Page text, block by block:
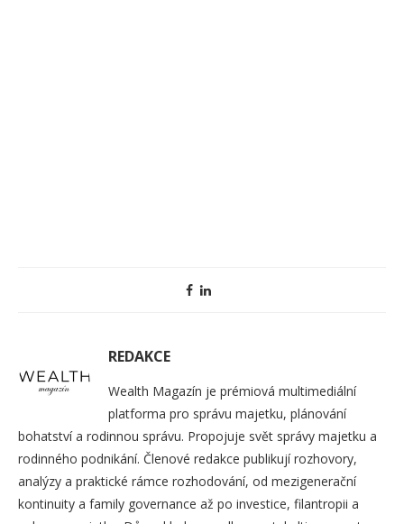
REDAKCE
Wealth Magazín je prémiová multimediální
platforma pro správu majetku, plánování
bohatství a rodinnou správu. Propojuje svět správy majetku a
rodinného podnikání. Členové redakce publikují rozhovory,
analýzy a praktické rámce rozhodování, od mezigenerační
kontinuity a family governance až po investice, filantropii a